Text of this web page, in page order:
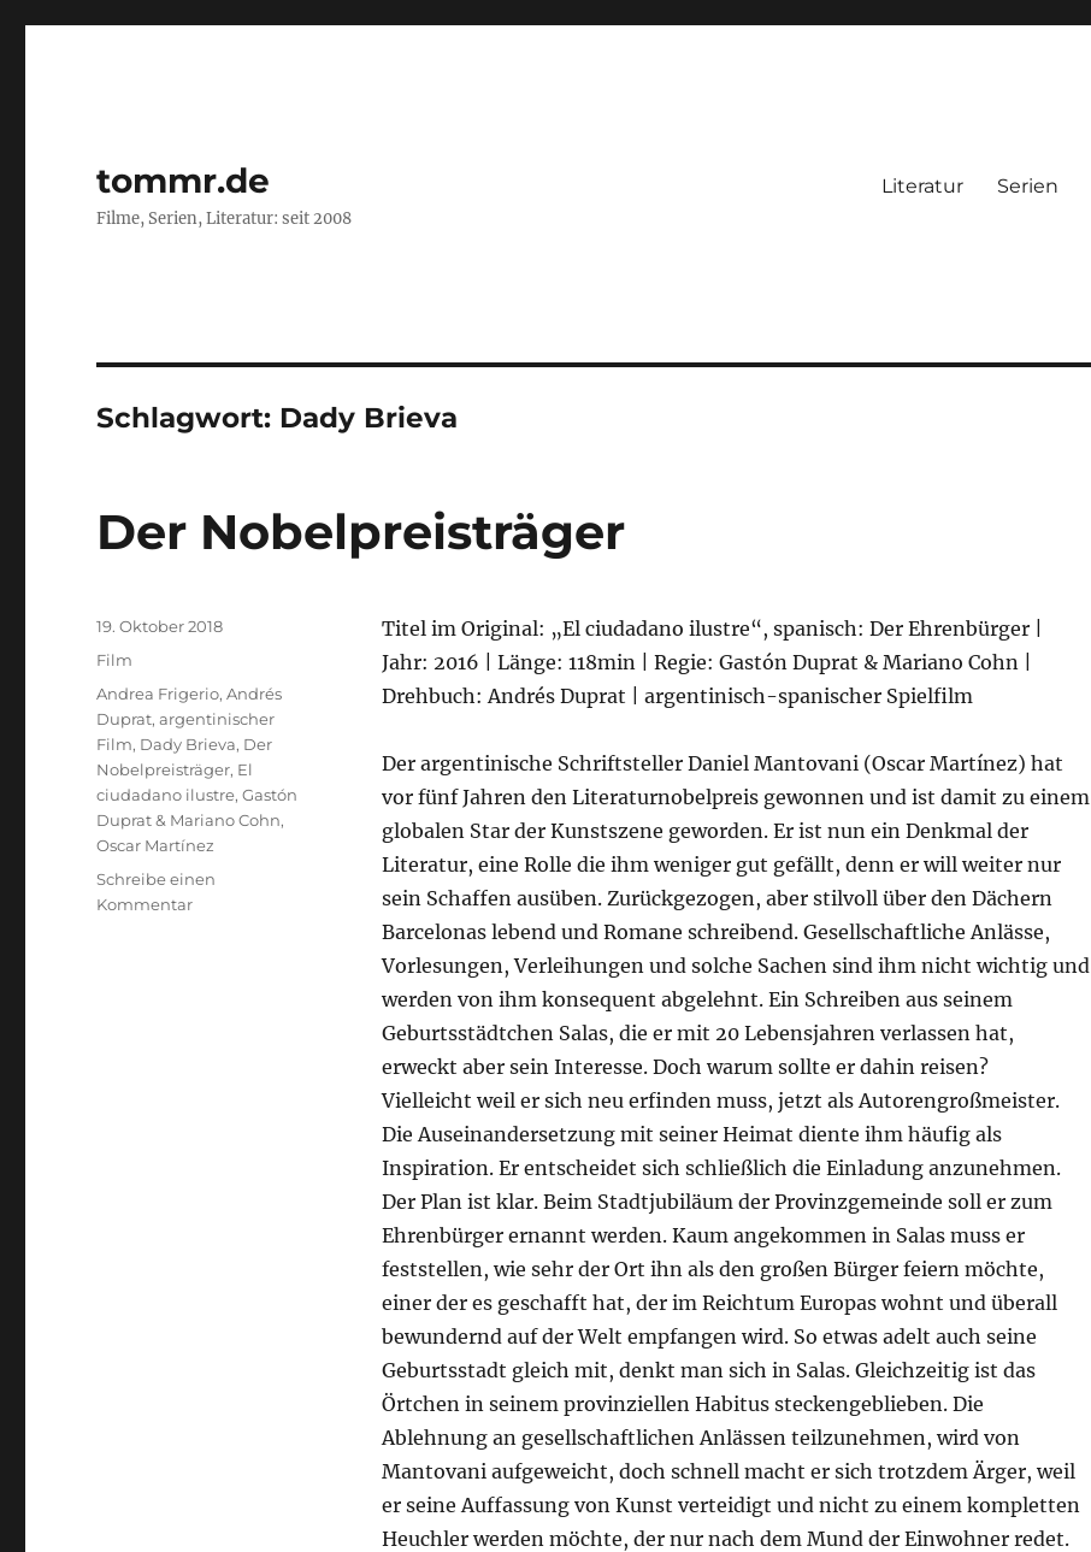
tommr.de
Filme, Serien, Literatur: seit 2008
Literatur Serien
Schlagwort: Dady Brieva
Der Nobelpreisträger
Titel im Original: „El ciudadano ilustre“, spanisch: Der Ehrenbürger |
Jahr: 2016 | Länge: 118min | Regie: Gastón Duprat & Mariano Cohn |
Drehbuch: Andrés Duprat | argentinisch-spanischer Spielfilm
Der argentinische Schriftsteller Daniel Mantovani (Oscar Martínez) hat
vor fünf Jahren den Literaturnobelpreis gewonnen und ist damit zu einem
globalen Star der Kunstszene geworden. Er ist nun ein Denkmal der
Literatur, eine Rolle die ihm weniger gut gefällt, denn er will weiter nur
sein Schaffen ausüben. Zurückgezogen, aber stilvoll über den Dächern
Barcelonas lebend und Romane schreibend. Gesellschaftliche Anlässe,
Vorlesungen, Verleihungen und solche Sachen sind ihm nicht wichtig und
werden von ihm konsequent abgelehnt. Ein Schreiben aus seinem
Geburtsstädtchen Salas, die er mit 20 Lebensjahren verlassen hat,
erweckt aber sein Interesse. Doch warum sollte er dahin reisen?
Vielleicht weil er sich neu erfinden muss, jetzt als Autorengroßmeister.
Die Auseinandersetzung mit seiner Heimat diente ihm häufig als
Inspiration. Er entscheidet sich schließlich die Einladung anzunehmen.
Der Plan ist klar. Beim Stadtjubiläum der Provinzgemeinde soll er zum
Ehrenbürger ernannt werden. Kaum angekommen in Salas muss er
feststellen, wie sehr der Ort ihn als den großen Bürger feiern möchte,
einer der es geschafft hat, der im Reichtum Europas wohnt und überall
bewundernd auf der Welt empfangen wird. So etwas adelt auch seine
Geburtsstadt gleich mit, denkt man sich in Salas. Gleichzeitig ist das
Örtchen in seinem provinziellen Habitus steckengeblieben. Die
Ablehnung an gesellschaftlichen Anlässen teilzunehmen, wird von
Mantovani aufgeweicht, doch schnell macht er sich trotzdem Ärger, weil
er seine Auffassung von Kunst verteidigt und nicht zu einem kompletten
Heuchler werden möchte, der nur nach dem Mund der Einwohner redet.
Veröffentlicht
am
19. Oktober 2018
Kategorien
Film
Schlagwörter
Andrea Frigerio,Andrés
Duprat,argentinischer
Film, Dady Brieva, Der
Nobelpreisträger, El
ciudadano ilustre,Gastón
Duprat & Mariano Cohn,
Oscar Martínez
Schreibe einen
Kommentarzu